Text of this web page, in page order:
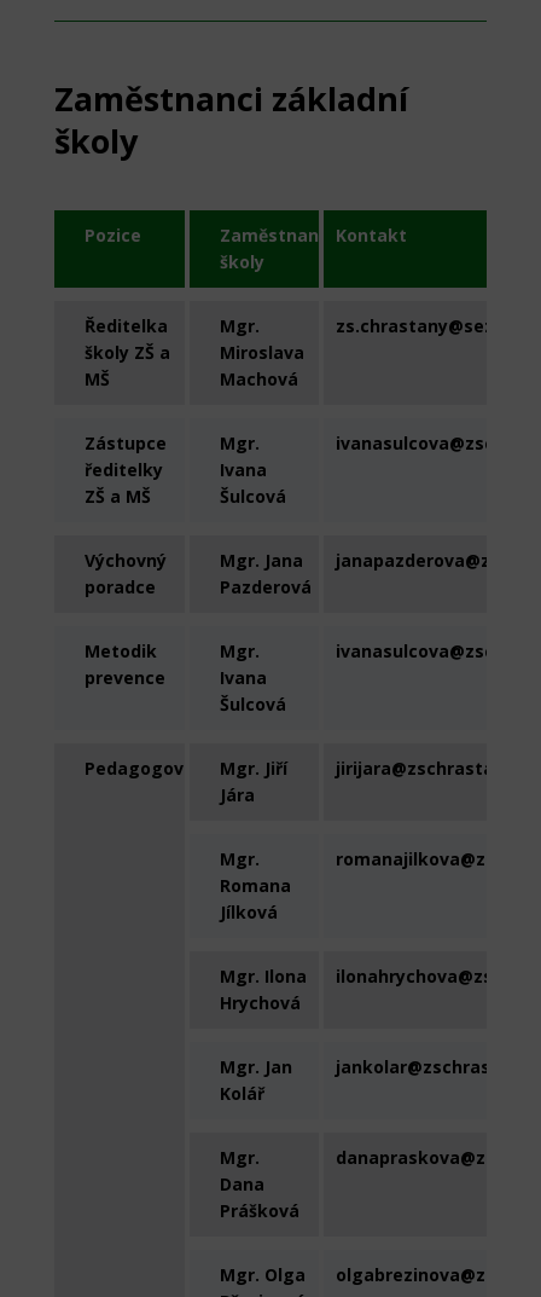
Zaměstnanci základní
školy
Pozice
Zaměstnanec
školy
Kontakt
Ředitelka
školy ZŠ a
MŠ
Mgr.
Miroslava
Machová
Zástupce
ředitelky
ZŠ a MŠ
Mgr.
Ivana
Šulcová
Výchovný
poradce
Mgr. Jana
Pazderová
Metodik
prevence
Mgr.
Ivana
Šulcová
Pedagogové
Mgr. Jiří
Jára
jirijara@zschrastany.cz
Mgr.
Romana
Jílková
Mgr. Ilona
Hrychová
Mgr. Jan
Kolář
Mgr.
Dana
Prášková
Mgr. Olga